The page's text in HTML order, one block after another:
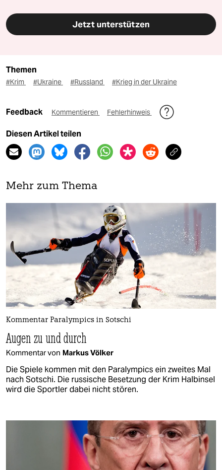
Jetzt unterstützen
Themen
#Krim #Ukraine #Russland #Krieg in der Ukraine
Feedback Kommentieren Fehlerhinweis
Diesen Artikel teilen
Mehr zum Thema
Kommentar Paralympics in Sotschi
Augen zu und durch
Kommentar von Markus Völker
Die Spiele kommen mit den Paralympics ein zweites Mal
nach Sotschi. Die russische Besetzung der Krim Halbinsel
wird die Sportler dabei nicht stören.